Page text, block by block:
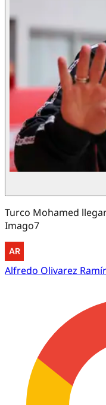
Turco Mohamed
Imago7
Alfredo Olivarez